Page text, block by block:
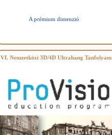
A prémium dimenzió
VI. Nemzetközi 3D/4D Ultrahang Tanfolyam